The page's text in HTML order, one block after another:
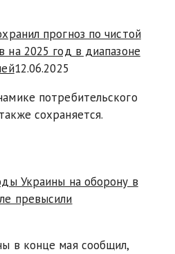
прогноз по чистой
на 2025 год в диапазоне
12.06.2025
потребительского
сохраняется.
Украины на оборону в
превысили
в конце мая сообщил,